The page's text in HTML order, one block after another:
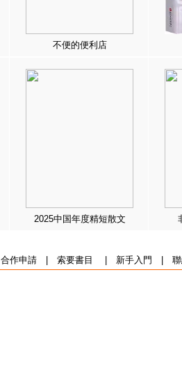
不便的便利店
2025中国年度精短散文
合作申請| 索要書目 新手入門